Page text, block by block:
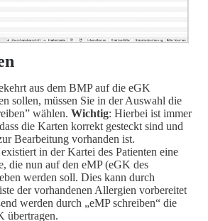
aus dem BMP auf die eGK
sollen, müssen Sie in der Auswahl die
wählen. Wichtig: Hierbei ist immer
die Karten korrekt gesteckt sind und
Bearbeitung vorhanden ist.
in der Kartei des Patienten eine
die nun auf den eMP (eGK des
werden soll. Dies kann durch
der vorhandenen Allergien vorbereitet
werden durch „eMP schreiben“ die
übertragen.